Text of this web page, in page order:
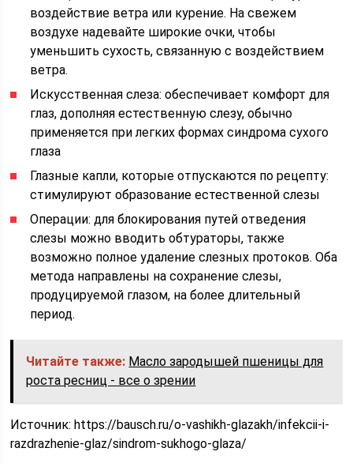
воздействие ветра или курение. На свежем
воздухе надевайте широкие очки, чтобы
уменьшить сухость, связанную с воздействием
ветра.
Искусственная слеза: обеспечивает комфорт для
глаз, дополняя естественную слезу, обычно
применяется при легких формах синдрома сухого
глаза
Глазные капли, которые отпускаются по рецепту:
стимулируют образование естественной слезы
Операции: для блокирования путей отведения
слезы можно вводить обтураторы, также
возможно полное удаление слезных протоков. Оба
метода направлены на сохранение слезы,
продуцируемой глазом, на более длительный
период.
Читайте также: Масло зародышей пшеницы для
роста ресниц - все о зрении
Источник:https://bausch.ru/o-vashikh-glazakh/infekcii-i-
razdrazhenie-glaz/sindrom-sukhogo-glaza/